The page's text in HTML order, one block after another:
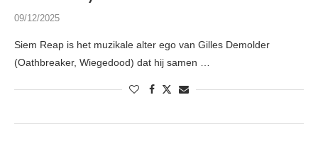
09/12/2025
Siem Reap is het muzikale alter ego van Gilles Demolder
(Oathbreaker, Wiegedood) dat hij samen …